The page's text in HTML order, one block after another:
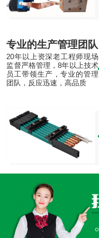
专业的生产管理团队
20年以上资深老工程师现场
监督严格管理，8年以上技术
员工带领生产，专业的管理
团队，反应迅速，高品质